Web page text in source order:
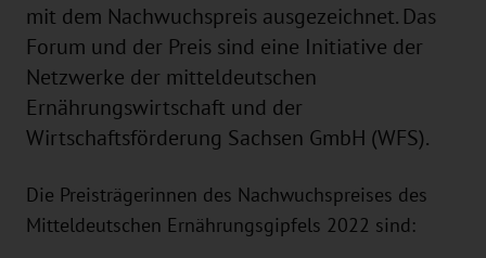
mit dem Nachwuchspreis ausgezeichnet. Das
Forum und der Preis sind eine Initiative der
Netzwerke der mitteldeutschen
Ernährungswirtschaft und der
Wirtschaftsförderung Sachsen GmbH (WFS).
Die Preisträgerinnen des Nachwuchspreises des
Mitteldeutschen Ernährungsgipfels 2022 sind: